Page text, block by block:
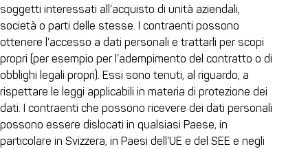
soggetti interessati all’acquisto di unità aziendali,
società o parti delle stesse. I contraenti possono
ottenere l’accesso a dati personali e trattarli per scopi
propri (per esempio per l’adempimento del contratto o di
obblighi legali propri). Essi sono tenuti, al riguardo, a
rispettare le leggi applicabili in materia di protezione dei
dati. I contraenti che possono ricevere dei dati personali
possono essere dislocati in qualsiasi Paese, in
particolare in Svizzera, in Paesi dell’UE e del SEE e negli